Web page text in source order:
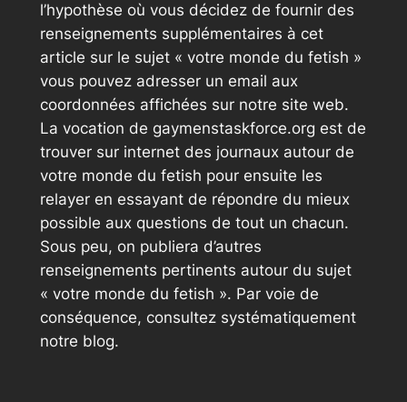
l’hypothèse où vous décidez de fournir des
renseignements supplémentaires à cet
article sur le sujet « votre monde du fetish »
vous pouvez adresser un email aux
coordonnées affichées sur notre site web.
La vocation de gaymenstaskforce.org est de
trouver sur internet des journaux autour de
votre monde du fetish pour ensuite les
relayer en essayant de répondre du mieux
possible aux questions de tout un chacun.
Sous peu, on publiera d’autres
renseignements pertinents autour du sujet
« votre monde du fetish ». Par voie de
conséquence, consultez systématiquement
notre blog.